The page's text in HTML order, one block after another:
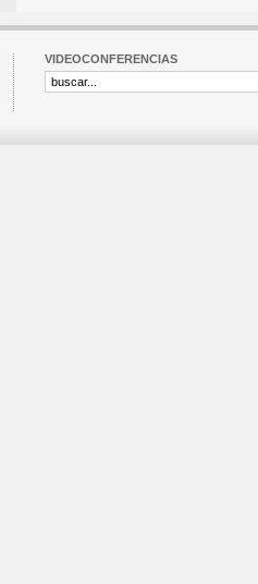
VIDEOCONFERENCIAS